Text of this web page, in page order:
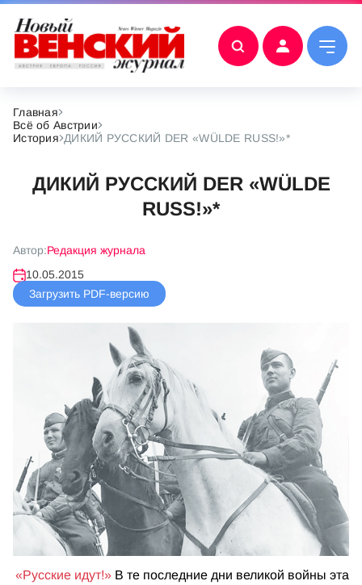
Главная
Всё об Австрии
История ДИКИЙ РУССКИЙ DER «WÜLDE RUSS!»*
ДИКИЙ РУССКИЙ DER «WÜLDE
RUSS!»*
Автор:Редакция журнала
10.05.2015
Загрузить PDF-версию
«Русские идут!» В те последние дни великой войны эта